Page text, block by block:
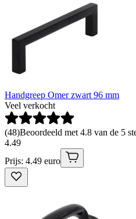
Handgreep Omer zwart 96 mm
Veel verkocht
(48)Beoordeeld met 4.8 van de 5
4.49
Prijs: 4.49 euro